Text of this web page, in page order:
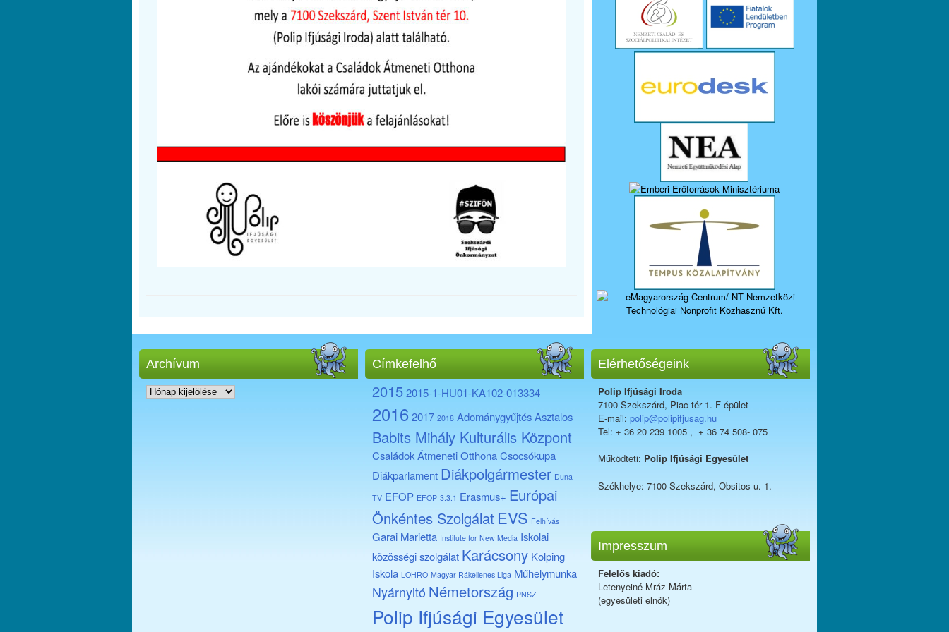
Archívum
Archívum
Címkefelhő
20152015-1-HU01-KA102-013334
2016 2017 2018 AdománygyűjtésAsztalos
Babits Mihály Kulturális Központ
Családok Átmeneti OtthonaCsocsókupa
Diákparlament Diákpolgármester Duna
TV EFOP EFOP-3.3.1 Erasmus+ Európai
Önkéntes Szolgálat EVS Felhívás
Garai Marietta Institute for New Media Iskolai
közösségi szolgálat Karácsony Kolping
Iskola LOHRO Magyar Rákellenes Liga Műhelymunka
Nyárnyitó Németország PNSZ
Polip Ifjúsági Egyesület
Elérhetőségeink
Polip Ifjúsági Iroda
7100 Szekszárd, Piac tér 1. F épület
E-mail: polip@polipifjusag.hu
Tel: + 36 20 239 1005 , + 36 74 508- 075
Működteti: Polip Ifjúsági Egyesület
Székhelye: 7100 Szekszárd, Obsitos u. 1.
Impresszum
Felelős kiadó:
Letenyeiné Mráz Márta
(egyesületi elnök)